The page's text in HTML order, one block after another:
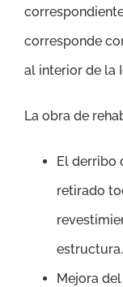
corresponde
al interior de la
La obra de
El derribo
retirado
estructura.
Mejora